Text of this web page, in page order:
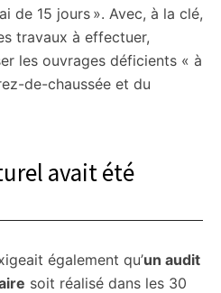
de 15 jours ». Avec, à la clé,
travaux à effectuer,
les ouvrages déficients « à
de-chaussée et du
avait été
également qu’un audit
soit réalisé dans les 30